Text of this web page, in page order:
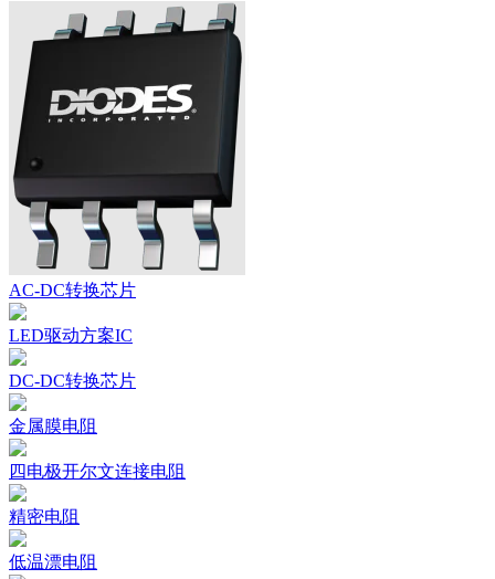
AC-DC转换芯片
LED驱动方案IC
DC-DC转换芯片
金属膜电阻
四电极开尔文连接电阻
精密电阻
低温漂电阻